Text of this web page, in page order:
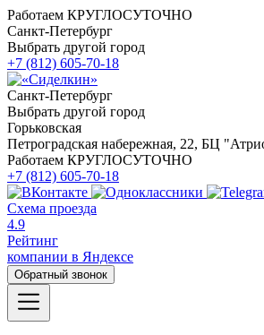
Работаем КРУГЛОСУТОЧНО
Санкт-Петербург
Выбрать другой город
+7 (812) 605-70-18
Санкт-Петербург
Выбрать другой город
Горьковская
Петроградская набережная, 22, БЦ
Работаем КРУГЛОСУТОЧНО
+7 (812) 605-70-18
Схема проезда
4.9
Рейтинг
компании в Яндексе
Обратный звонок